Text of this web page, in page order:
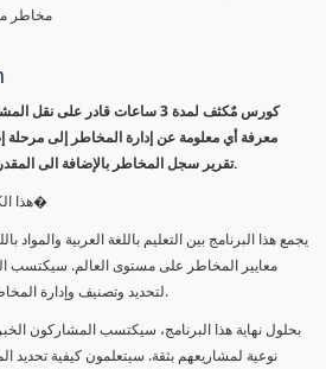
مخاطر
كورس مٌكثف لمدة 3 ساعات قادر
معرفة أي معلومة عن إدارة المخاطر إلى مرحلة
تقرير سجل المخاطر بالإضافة الى المقدرة التامية لإدارة مخاطر المشاريع.
هذا الكورس للمبتدئين الراغبين في تط�
يجمع هذا البرنامج بين التعليم باللغة العربية والمواد
معايير المخاطر على مستوى العالم. سيكتسب
لتحديد وتصنيف وإدارة المخاطر على مدار دورة حياة المشروع.
بحلول نهاية هذا البرنامج، سيكتسب المشاركون
نوعية لمشاريعهم بثقة. سيتعلمون كيفية تحديد